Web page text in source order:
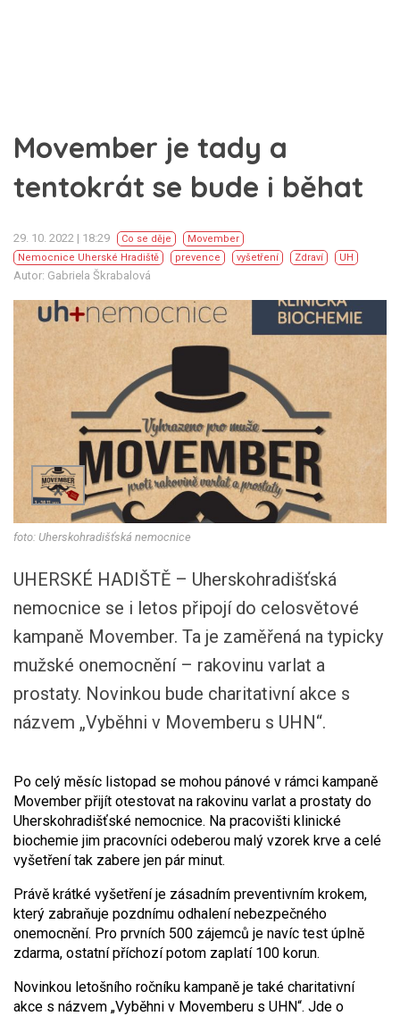
Movember je tady a
tentokrát se bude i běhat
29. 10. 2022 | 18:29 Co se děje
Movember
Nemocnice Uherské Hradiště
prevence vyšetření Zdraví UH
Autor: Gabriela Škrabalová
foto: Uherskohradišťská nemocnice
UHERSKÉ HADIŠTĚ – Uherskohradišťská
nemocnice se i letos připojí do celosvětové
kampaně Movember. Ta je zaměřená na typicky
mužské onemocnění – rakovinu varlat a
prostaty. Novinkou bude charitativní akce s
názvem „Vyběhni v Movemberu s UHN“.
Po celý měsíc listopad se mohou pánové v rámci kampaně
Movember přijít otestovat na rakovinu varlat a prostaty do
Uherskohradišťské nemocnice. Na pracovišti klinické
biochemie jim pracovníci odeberou malý vzorek krve a celé
vyšetření tak zabere jen pár minut.
Právě krátké vyšetření je zásadním preventivním krokem,
který zabraňuje pozdnímu odhalení nebezpečného
onemocnění. Pro prvních 500 zájemců je navíc test úplně
zdarma, ostatní příchozí potom zaplatí 100 korun.
Novinkou letošního ročníku kampaně je také charitativní
akce s názvem „Vyběhni v Movemberu s UHN“. Jde o